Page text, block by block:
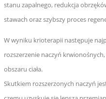
stanu zapalnego, redukcja
stawach oraz szybszy proces
W wyniku krioterapii następuje
rozszerzenie naczyń
obszaru ciała.
Skutkiem rozszerzonych naczyń